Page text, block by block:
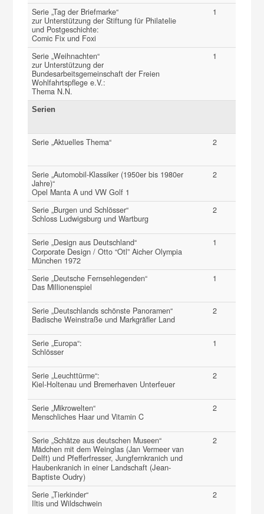
Serie „Tag der Briefmarke“
zur Unterstützung der Stiftung für Philatelie
und Postgeschichte:
Comic Fix und Foxi
1
Serie „Weihnachten“
zur Unterstützung der
Bundesarbeitsgemeinschaft der Freien
Wohlfahrtspflege e.V.:
Thema N.N.
1
Serien
Serie „Aktuelles Thema“ 2
Serie „Automobil-Klassiker (1950er bis 1980er
Jahre)“
Opel Manta A und VW Golf 1
2
Serie „Burgen und Schlösser“
Schloss Ludwigsburg und Wartburg
2
Serie „Design aus Deutschland“
Corporate Design / Otto “Otl” Aicher Olympia
München 1972
1
Serie „Deutsche Fernsehlegenden“
Das Millionenspiel
1
Serie „Deutschlands schönste Panoramen“
Badische Weinstraße und Markgräfler Land
2
Serie „Europa“:
Schlösser
1
Serie „Leuchttürme“:
Kiel-Holtenau und Bremerhaven Unterfeuer
2
Serie „Mikrowelten“
Menschliches Haar und Vitamin C
2
Serie „Schätze aus deutschen Museen“
Mädchen mit dem Weinglas (Jan Vermeer van
Delft) und Pfefferfresser, Jungfernkranich und
Haubenkranich in einer Landschaft (Jean-
Baptiste Oudry)
2
Serie „Tierkinder“
Iltis und Wildschwein
2